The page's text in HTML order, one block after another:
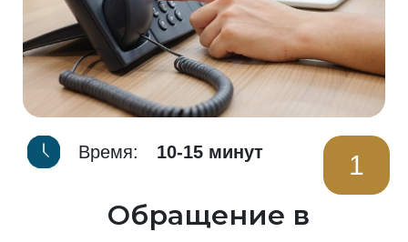
Время: 10-15 минут 1
Обращение в